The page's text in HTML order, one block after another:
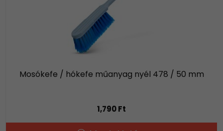
Mosókefe / hókefe műanyag nyél 478 / 50 mm
1,790 Ft